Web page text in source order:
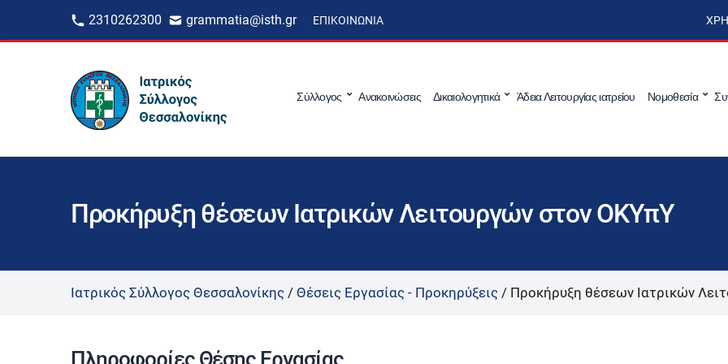
2310262300 grammatia@isth.gr ΕΠΙΚΟΙΝΩΝΊΑ
Σύλλογος Ανακοινώσεις Δικαιολογητικά Άδεια Λειτουργίας ιατρείου Νομοθεσία
Προκήρυξη θέσεων Ιατρικών Λειτουργών στον ΟΚΥπΥ
Ιατρικός Σύλλογος Θεσσαλονίκης / Θέσεις Εργασίας - Προκηρύξεις / Προκήρυξη θέσεων Ιατρικών
Πληροφορίες Θέσης Εργασίας